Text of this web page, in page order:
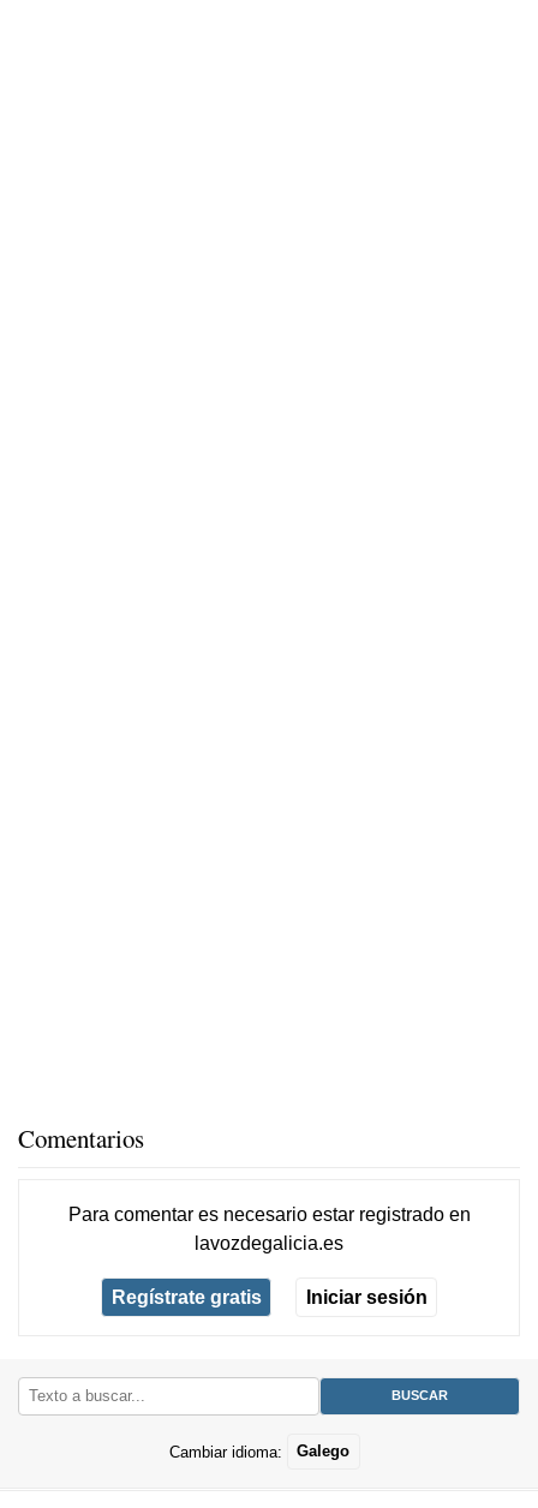
Comentarios
Para comentar es necesario estar registradoen
lavozdegalicia.es
Regístrate gratis Iniciar sesión
Cambiar idioma: Galego